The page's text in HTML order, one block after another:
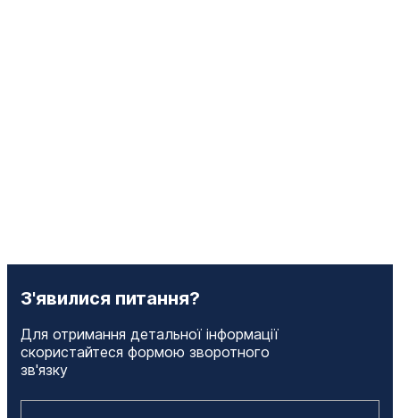
З'явилися питання?
Для отримання детальної інформації
скористайтеся формою зворотного
зв'язку